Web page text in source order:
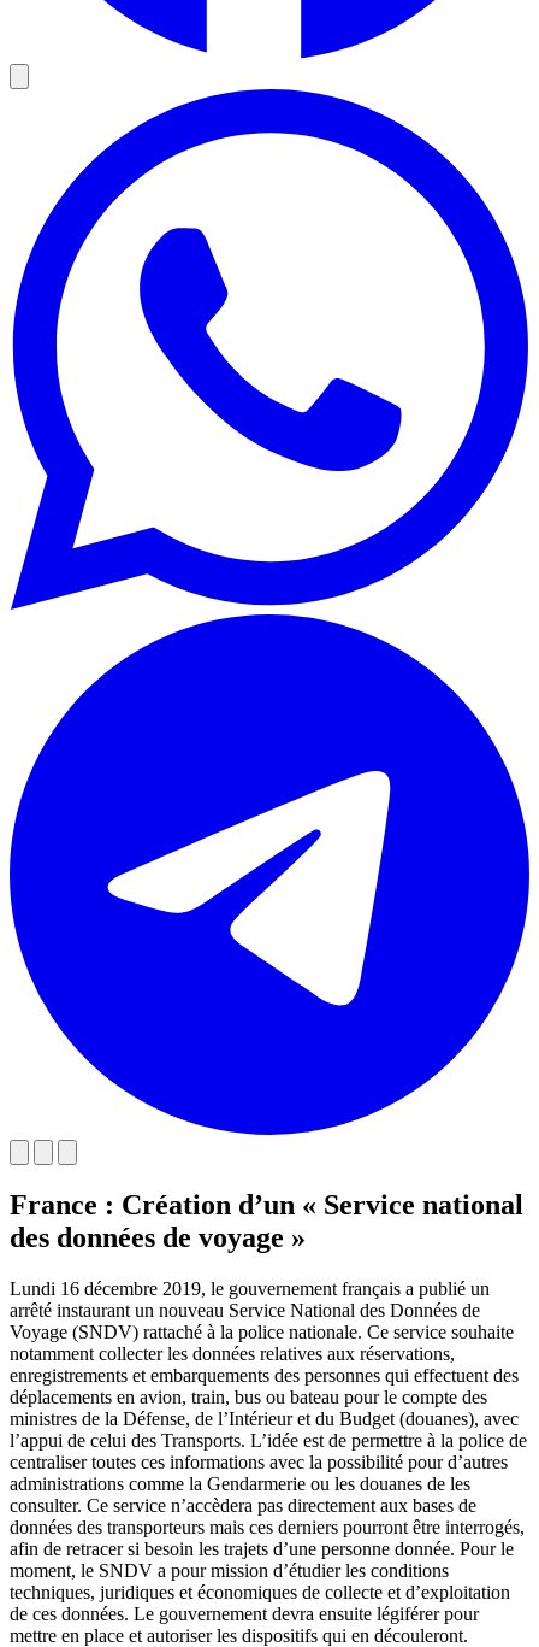
France : Création d’un « Service national
des données de voyage »
Lundi 16 décembre 2019, le gouvernement français a publié un
arrêté instaurant un nouveau Service National des Données de
Voyage (SNDV) rattaché à la police nationale. Ce service souhaite
notamment collecter les données relatives aux réservations,
enregistrements et embarquements des personnes qui effectuent des
déplacements en avion, train, bus ou bateau pour le compte des
ministres de la Défense, de l’Intérieur et du Budget (douanes), avec
l’appui de celui des Transports. L’idée est de permettre à la police de
centraliser toutes ces informations avec la possibilité pour d’autres
administrations comme la Gendarmerie ou les douanes de les
consulter. Ce service n’accèdera pas directement aux bases de
données des transporteurs mais ces derniers pourront être interrogés,
afin de retracer si besoin les trajets d’une personne donnée. Pour le
moment, le SNDV a pour mission d’étudier les conditions
techniques, juridiques et économiques de collecte et d’exploitation
de ces données. Le gouvernement devra ensuite légiférer pour
mettre en place et autoriser les dispositifs qui en découleront.